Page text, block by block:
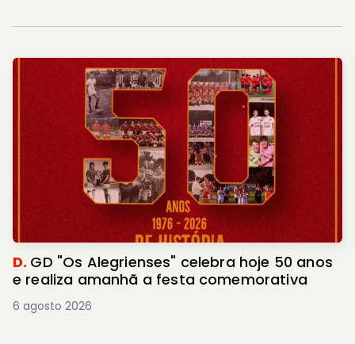
D. GD "Os Alegrienses" celebra hoje 50 anos
e realiza amanhã a festa comemorativa
6 agosto 2026